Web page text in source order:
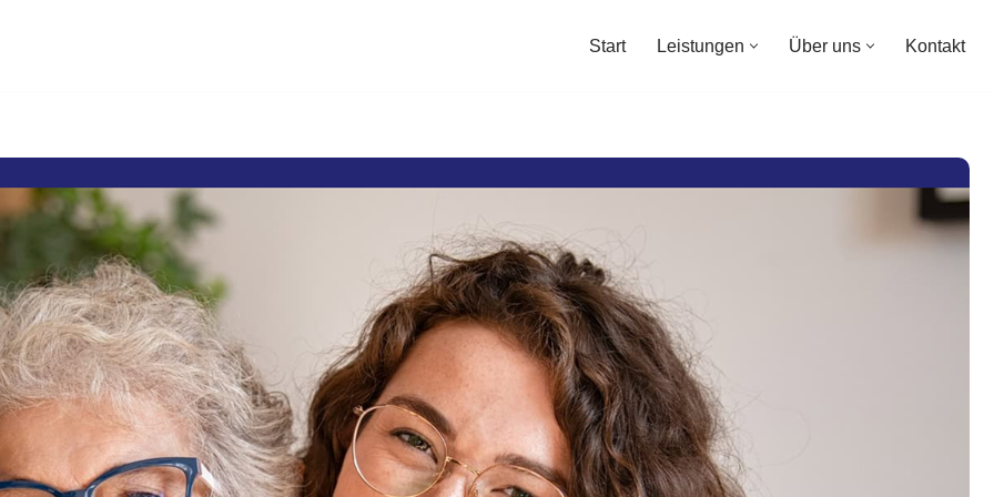
Start Leistungen Über uns Kontakt